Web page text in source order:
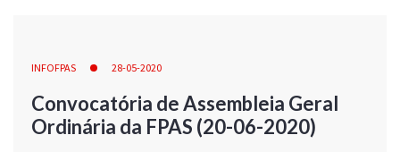
INFOFPAS 28-05-2020
Convocatória de Assembleia Geral
Ordinária da FPAS (20-06-2020)